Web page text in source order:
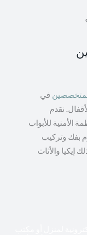
في
نقدم
الأمنية للأبواب
بفك وتركيب
إيكيا والأثاث